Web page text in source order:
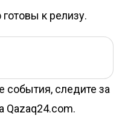
к релизу.
события, следите за
Qazaq24.com.